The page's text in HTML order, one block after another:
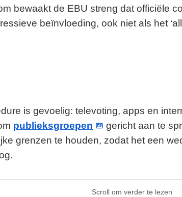
bewaakt de EBU streng dat officiële
beïnvloeding, ook niet als het
is gevoelig: televoting, apps en
publieksgroepen
gericht aan te
grenzen te houden, zodat het een
Scroll om verder te lezen